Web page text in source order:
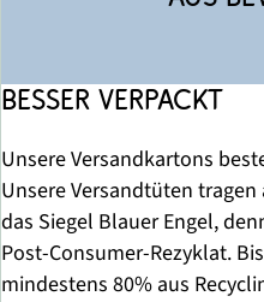
Besser verpackt
Unsere Versandkartons
Unsere Versandtüten
das Siegel Blauer Engel,
Post-Consumer-Rezyklat.
mindestens 80% aus